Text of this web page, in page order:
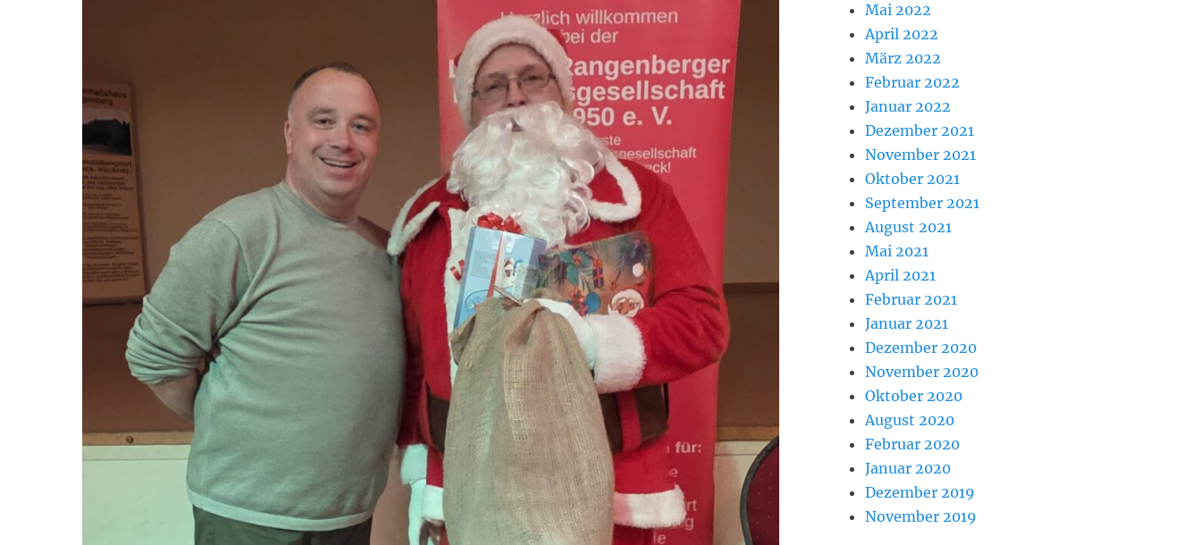
Mai 2022
April 2022
März 2022
Februar 2022
Januar 2022
Dezember 2021
November 2021
Oktober 2021
September 2021
August 2021
Mai 2021
April 2021
Februar 2021
Januar 2021
Dezember 2020
November 2020
Oktober 2020
August 2020
Februar 2020
Januar 2020
Dezember 2019
November 2019